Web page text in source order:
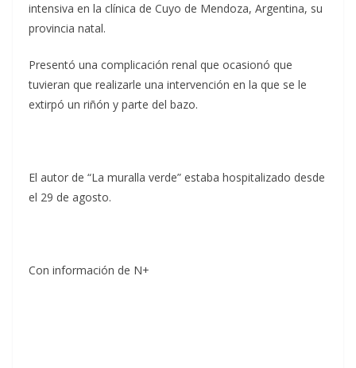
intensiva en la clínica de Cuyo de Mendoza, Argentina, su
provincia natal.
Presentó una complicación renal que ocasionó que
tuvieran que realizarle una intervención en la que se le
extirpó un riñón y parte del bazo.
El autor de “La muralla verde” estaba hospitalizado desde
el 29 de agosto.
Con información de N+